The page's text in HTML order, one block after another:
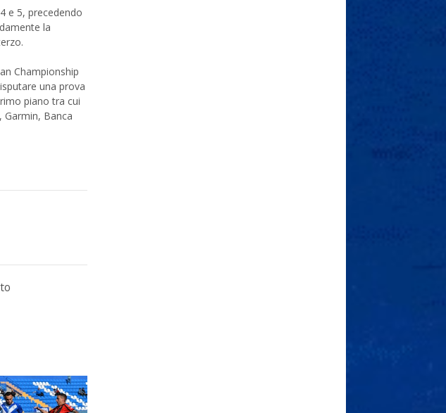
e 5, precedendo
la
Championship
una prova
piano tra cui
Garmin, Banca